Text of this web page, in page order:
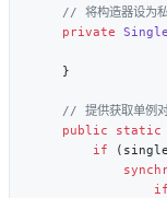
    private
    public
static
        if
                if